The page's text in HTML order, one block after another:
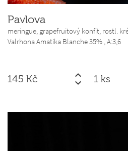
Pavlova
meringue, grapefruitový konfit, rostl.
Valrhona Amatika Blanche 35% ,A:3,6
145 Kč ks